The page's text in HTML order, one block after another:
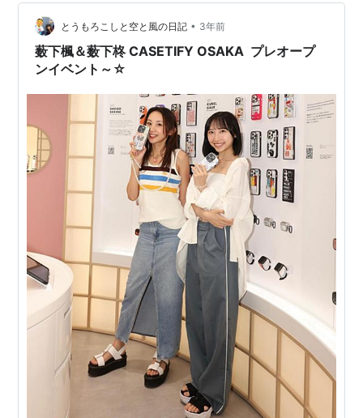
は、そんなCASETiFY（ケースティファイ）を利用して、
楽天ポイントを貯める方法について紹介したいと思いま
す。 「CASETiFY（ケースティファイ）…
とうもろこしと空と風の日記 • 3年前
薮下楓＆薮下柊 CASETIFY OSAKA プレオープ
ンイベント～☆